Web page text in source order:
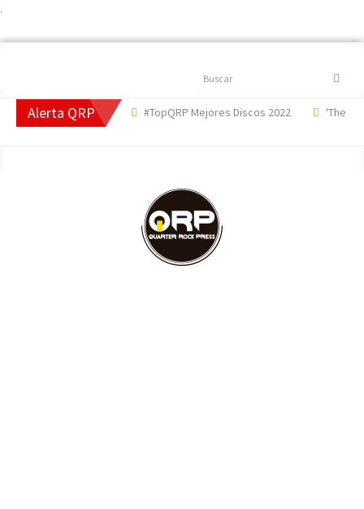
.
Buscar
Alerta QRP
Canciones 2022 #TopQRP Mejores Discos 2022 'The Dark